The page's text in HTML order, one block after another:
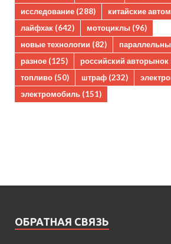
исследование (288) китайские
лайфхак (642) мотоциклы (96)
новые технологии (82)
разное (125) российский авторынок
топливо (50) штраф (232)
электромобиль (151)
ОБРАТНАЯ СВЯЗЬ